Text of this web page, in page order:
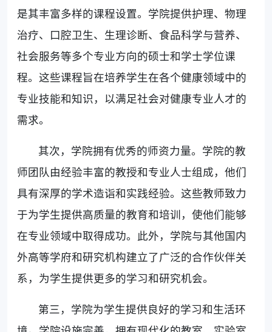
是其丰富多样的课程设置。学院提供护理、物理
治疗、口腔卫生、生理诊断、食品科学与营养、
社会服务等多个专业方向的硕士和学士学位课
程。这些课程旨在培养学生在各个健康领域中的
专业技能和知识，以满足社会对健康专业人才的
需求。
其次，学院拥有优秀的师资力量。学院的教
师团队由经验丰富的教授和专业人士组成，他们
具有深厚的学术造诣和实践经验。这些教师致力
于为学生提供高质量的教育和培训，使他们能够
在专业领域中取得成功。此外，学院与其他国内
外高等学府和研究机构建立了广泛的合作伙伴关
系，为学生提供更多的学习和研究机会。
第三，学院为学生提供良好的学习和生活环